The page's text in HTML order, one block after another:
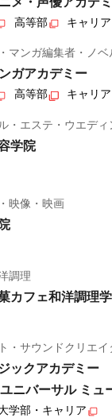
高等部 キャリア
マンガ編集者・ノベ
ガアカデミー
高等部 キャリア
・エステ・ウエディ
学院
映像・映画
調理
カフェ和洋調理
・サウンドクリエイ
ックアカデミー
ニバーサル ミュ
学部・キャリア